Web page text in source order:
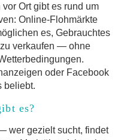
Ort gibt es rund um
Online-Flohmärkte
es, Gebrauchtes
verkaufen — ohne
oder Facebook
beliebt.
es?
wer gezielt sucht, findet